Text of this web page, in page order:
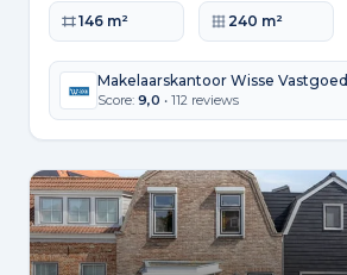
Woonoppervlakte
146 m² Perceeloppervlakte
240 m²
Makelaarskantoor Wisse Vastgoed
Score: 9,0 • 112 reviews